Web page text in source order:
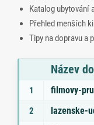
Katalog ubytování
Přehled menších
Tipy na dopravu a
Seznam
Název
1 filmovy-
2 lazenske-